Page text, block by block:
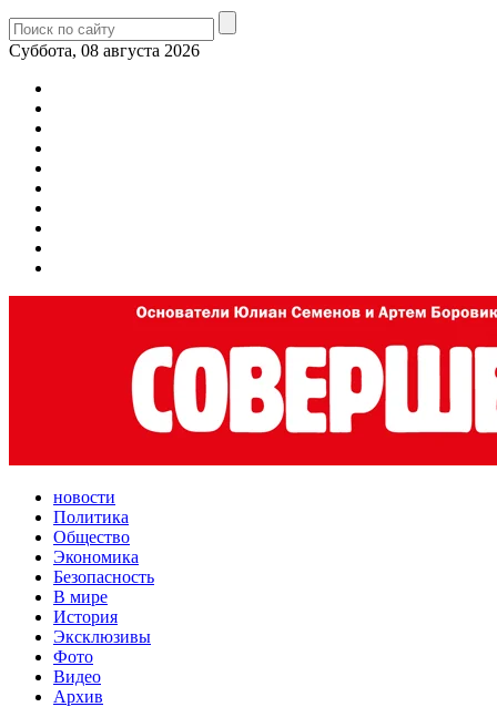
Суббота, 08 августа 2026
новости
Политика
Общество
Экономика
Безопасность
В мире
История
Эксклюзивы
Фото
Видео
Архив